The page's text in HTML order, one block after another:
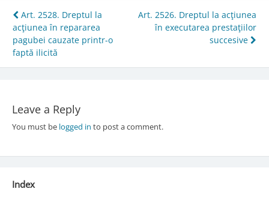
Post
navigation
Art. 2528. Dreptul la
acţiunea în repararea
pagubei cauzate printr-o
faptă ilicită
Art. 2526. Dreptul la acţiunea
în executarea prestaţiilor
succesive
Leave a Reply
You must be logged in to post a comment.
Index